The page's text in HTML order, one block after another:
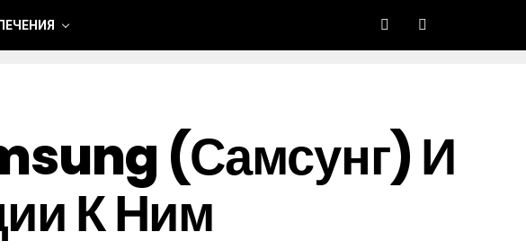
(самсунг) И
К Ним